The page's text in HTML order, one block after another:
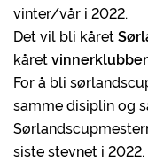
vinter/vår i 2022.
Det vil bli kåret
kåret
For å bli
samme disiplin og
siste stevnet i